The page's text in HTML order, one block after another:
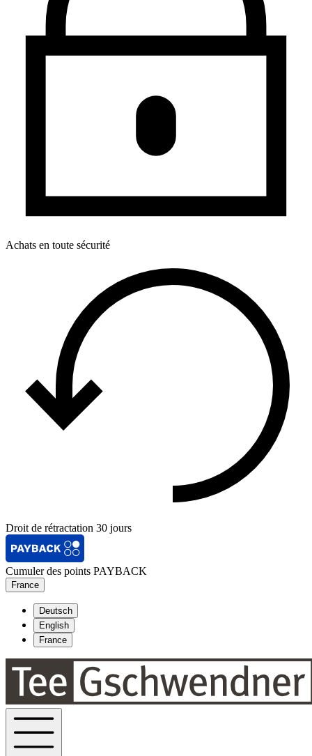
Achats en toute sécurité
Droit de rétractation 30 jours
Cumuler des points PAYBACK
France
Deutsch
English
France